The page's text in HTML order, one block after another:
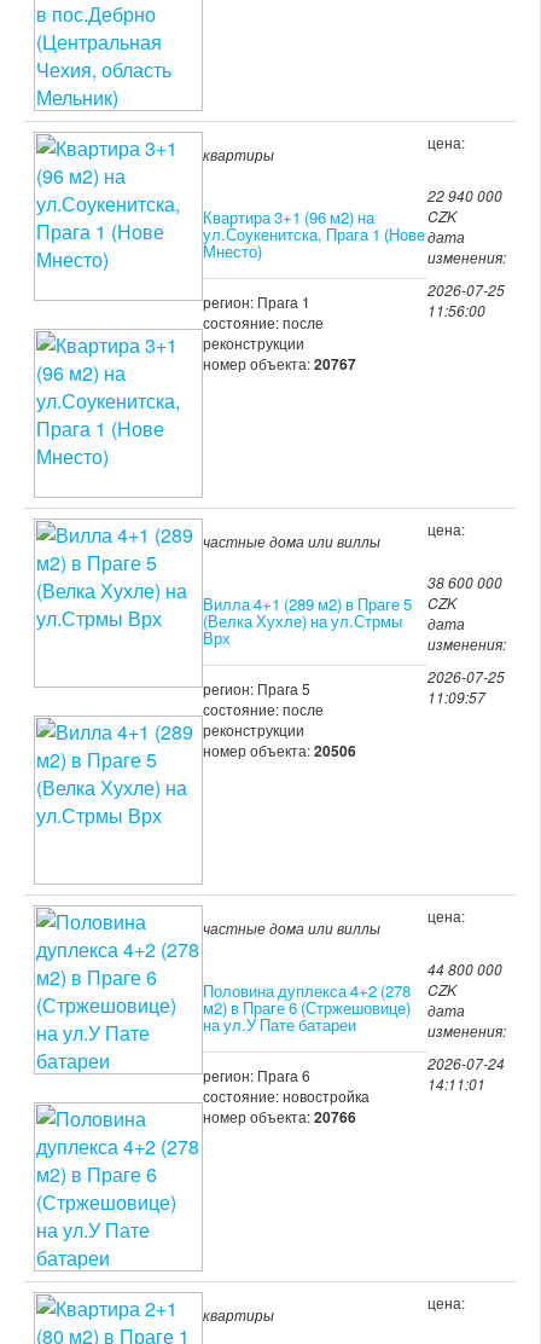
квартиры
Квартира 3+1 (96 м2) на
ул.Соукенитска, Прага 1 (Нове
Мнесто)
регион: Прага 1
состояние: после
реконструкции
номер объекта:20767
цена:
22 940 000
CZK
дата
изменения:
2026-07-25
11:56:00
частные дома или виллы
Вилла 4+1 (289 м2) в Праге 5
(Велка Хухле) на ул.Стрмы
Врх
регион: Прага 5
состояние: после
реконструкции
номер объекта:20506
цена:
38 600 000
CZK
дата
изменения:
2026-07-25
11:09:57
частные дома или виллы
Половина дуплекса 4+2 (278
м2) в Праге 6 (Стржешовице)
на ул.У Пате батареи
регион: Прага 6
состояние: новостройка
номер объекта:20766
цена:
44 800 000
CZK
дата
изменения:
2026-07-24
14:11:01
квартиры
цена: